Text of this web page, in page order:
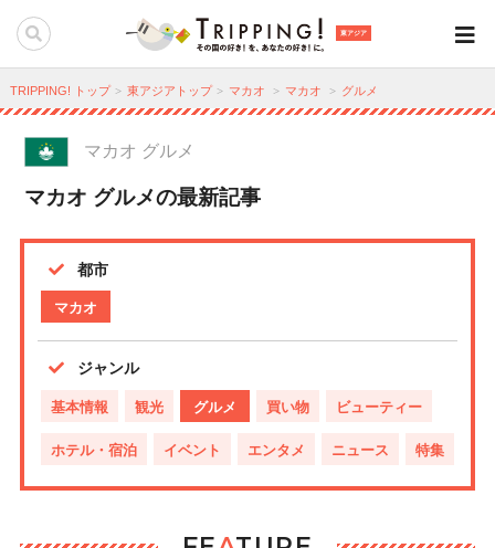
東アジア
TRIPPING! トップ 東アジアトップ マカオ マカオ グルメ
マカオ グルメ
マカオ グルメの最新記事
都市
マカオ
ジャンル
基本情報 観光 グルメ 買い物 ビューティー
ホテル・宿泊 イベント エンタメ ニュース 特集